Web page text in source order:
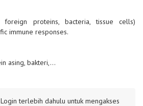
foreign proteins, bacteria, tissue cells)
immune responses.
asing, bakteri,…
terlebih dahulu untuk mengakses